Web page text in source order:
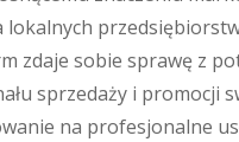
zdaje sobie sprawę z
sprzedaży i promocji
na profesjonalne